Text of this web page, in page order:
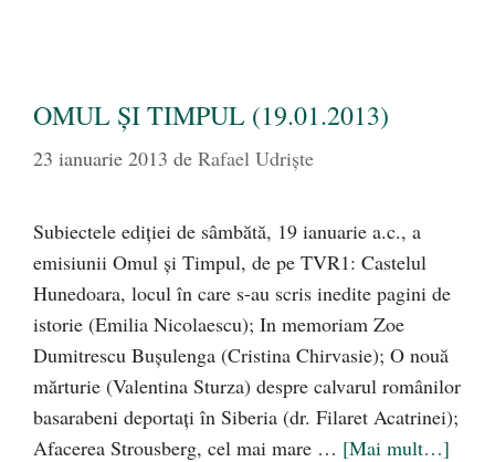
OMUL ŞI TIMPUL (19.01.2013)
23 ianuarie 2013 de Rafael Udriște
Subiectele ediţiei de sâmbătă, 19 ianuarie a.c., a
emisiunii Omul şi Timpul, de pe TVR1: Castelul
Hunedoara, locul în care s-au scris inedite pagini de
istorie (Emilia Nicolaescu); In memoriam Zoe
Dumitrescu Buşulenga (Cristina Chirvasie); O nouă
mărturie (Valentina Sturza) despre calvarul românilor
basarabeni deportaţi în Siberia (dr. Filaret Acatrinei);
Afacerea Strousberg, cel mai mare … [Mai mult…]